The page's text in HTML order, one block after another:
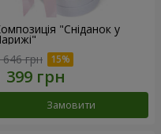
"Сніданок у
646 грн
Замовити